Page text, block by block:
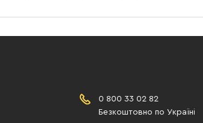
0 800 33 02 82
Безкоштовно по Україні